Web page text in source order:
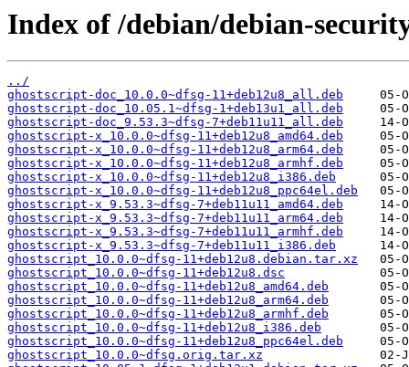
Index of /debian/debian-
../
ghostscript-doc_10.0.0~dfsg-11+deb12u8_all.deb
ghostscript-doc_10.05.1~dfsg-1+deb13u1_all.deb
ghostscript-doc_9.53.3~dfsg-7+deb11u11_all.deb
ghostscript-x_10.0.0~dfsg-11+deb12u8_amd64.deb
ghostscript-x_10.0.0~dfsg-11+deb12u8_arm64.deb
ghostscript-x_10.0.0~dfsg-11+deb12u8_armhf.deb
ghostscript-x_10.0.0~dfsg-11+deb12u8_i386.deb
ghostscript-x_10.0.0~dfsg-11+deb12u8_ppc64el.deb
ghostscript-x_9.53.3~dfsg-7+deb11u11_amd64.deb
ghostscript-x_9.53.3~dfsg-7+deb11u11_arm64.deb
ghostscript-x_9.53.3~dfsg-7+deb11u11_armhf.deb
ghostscript-x_9.53.3~dfsg-7+deb11u11_i386.deb
ghostscript_10.0.0~dfsg-11+deb12u8.debian.tar.xz
ghostscript_10.0.0~dfsg-11+deb12u8.dsc
ghostscript_10.0.0~dfsg-11+deb12u8_amd64.deb
ghostscript_10.0.0~dfsg-11+deb12u8_arm64.deb
ghostscript_10.0.0~dfsg-11+deb12u8_armhf.deb
ghostscript_10.0.0~dfsg-11+deb12u8_i386.deb
ghostscript_10.0.0~dfsg-11+deb12u8_ppc64el.deb
ghostscript_10.0.0~dfsg.orig.tar.xz